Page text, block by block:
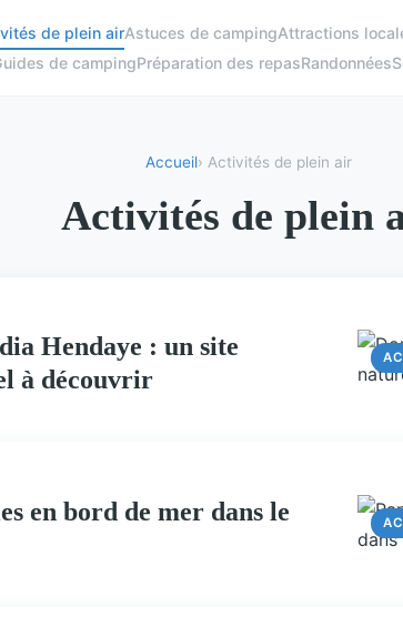
de plein airAstuces de campingAttractions
de campingPréparation des repasRandonnées
Accueil› Activités de plein air
Activités de plein
Hendaye : un site
à découvrir
en bord de mer dans le